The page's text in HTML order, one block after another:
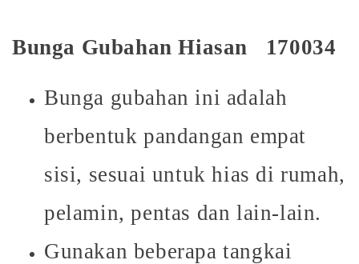
Bunga Gubahan Hiasan 170034
Bunga gubahan ini adalah
berbentuk pandangan empat
sisi, sesuai untuk hias di rumah,
pelamin, pentas dan lain-lain.
Gunakan beberapa tangkai